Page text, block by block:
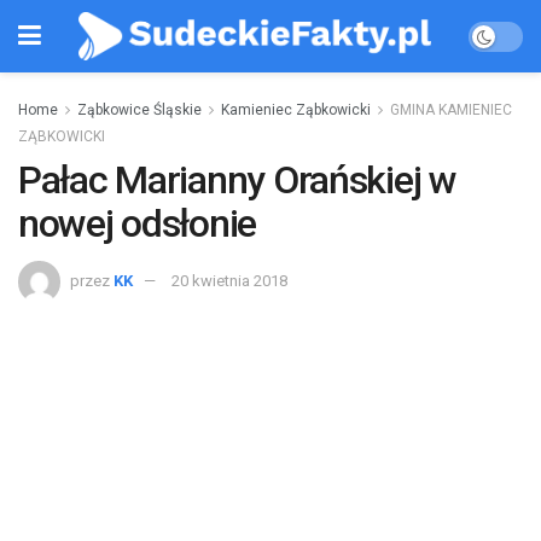
Home Ząbkowice Śląskie Kamieniec Ząbkowicki
GMINA KAMIENIEC
ZĄBKOWICKI
Pałac Marianny Orańskiej w
nowej odsłonie
przez KK 20 kwietnia 2018